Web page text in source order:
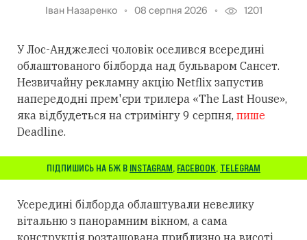
Іван Назаренко 08 серпня 2026 1201
У Лос-Анджелесі чоловік оселився всередині
облаштованого білборда над бульваром Сансет.
Незвичайну рекламну акцію Netflix запустив
напередодні прем'єри трилера «The Last House»,
яка відбудеться на стримінгу 9 серпня, пише
Deadline.
ПІДПИШИСЬ НА БЖ В INSTAGRAM, FACEBOOK, TELEGRAM
Усередині білборда облаштували невелику
вітальню з панорамним вікном, а сама
конструкція розташована приблизно на висоті